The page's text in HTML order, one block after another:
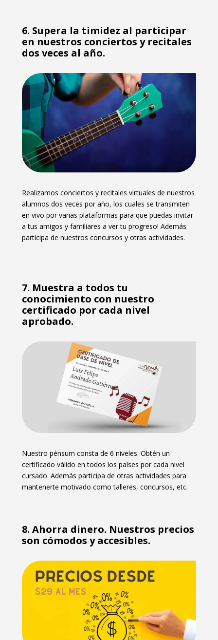
6. Supera la timidez al participar
en nuestros conciertos y recitales
dos veces al año.
Realizamos conciertos y recitales virtuales de nuestros
alumnos dos veces por año, los cuales se transmiten
en vivo por varias plataformas para que puedas invitar
a tus amigos y familiares a ver tu progreso! Además
participa de nuestros concursos y otras actividades.
7. Muestra a todos tu
conocimiento con nuestro
certificado por cada nivel
aprobado.
Nuestro pénsum consta de 6 niveles. Obtén un
certificado válido en todos los países por cada nivel
cursado. Además participa de otras actividades para
mantenerte motivado como talleres, concursos, etc.
8. Ahorra dinero. Nuestros precios
son cómodos y accesibles.